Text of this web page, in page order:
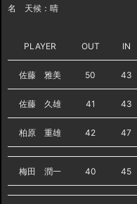
名 天候：晴
PLAYER OUT IN
佐藤 雅美 50 43
佐藤 久雄 41 43
柏原 重雄 42 47
梅田 潤一 40 45